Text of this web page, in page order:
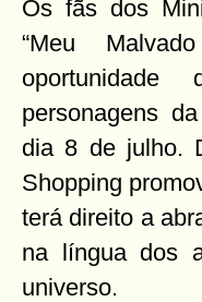
Os fãs dos
“Meu
personagens
dia 8 de julho.
Shopping
terá direito a
na língua dos
universo.